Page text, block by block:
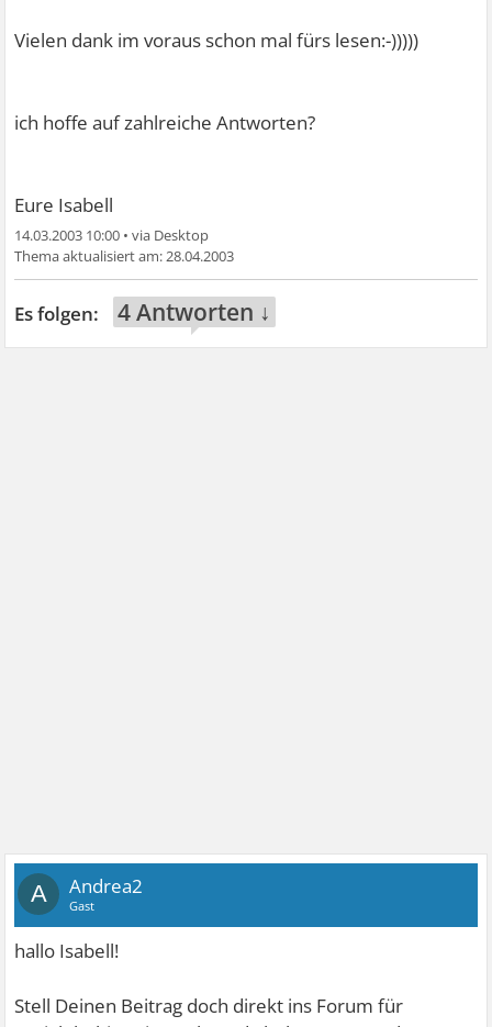
Vielen dank im voraus schon mal fürs lesen:-)))))
ich hoffe auf zahlreiche Antworten?
Eure Isabell
14.03.2003 10:00 •
28.04.2003
4 Antworten ↓
A Andrea2
Gast
hallo Isabell!
Stell Deinen Beitrag doch direkt ins Forum für